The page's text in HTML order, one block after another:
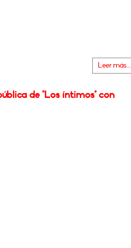
Leer más...
de "Los íntimos" con